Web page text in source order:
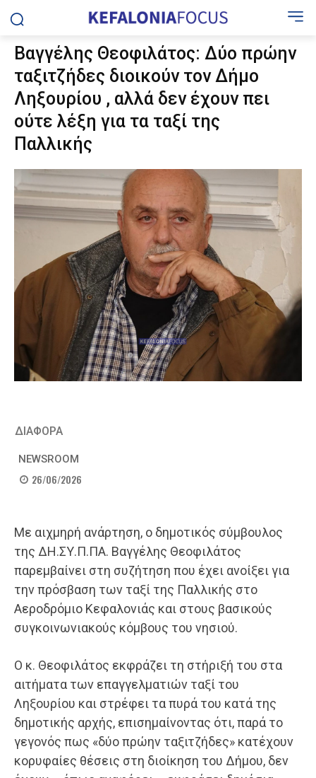
Βαγγέλης Θεοφιλάτος: Δύο πρώην
ταξιτζήδες διοικούν τον Δήμο
Ληξουρίου , αλλά δεν έχουν πει
ούτε λέξη για τα ταξί της
Παλλικής
ΔΙΑΦΟΡΑ
NEWSROOM
26/06/2026
Με αιχμηρή ανάρτηση, ο δημοτικός σύμβουλος
της ΔΗ.ΣΥ.Π.ΠΑ. Βαγγέλης Θεοφιλάτος
παρεμβαίνει στη συζήτηση που έχει ανοίξει για
την πρόσβαση των ταξί της Παλλικής στο
Αεροδρόμιο Κεφαλονιάς και στους βασικούς
συγκοινωνιακούς κόμβους του νησιού.
Ο κ. Θεοφιλάτος εκφράζει τη στήριξή του στα
αιτήματα των επαγγελματιών ταξί του
Ληξουρίου και στρέφει τα πυρά του κατά της
δημοτικής αρχής, επισημαίνοντας ότι, παρά το
γεγονός πως «δύο πρώην ταξιτζήδες» κατέχουν
κορυφαίες θέσεις στη διοίκηση του Δήμου, δεν